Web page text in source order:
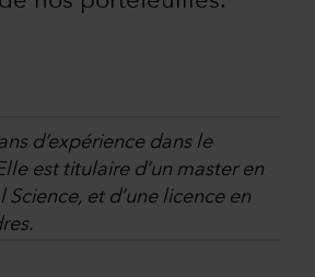
d’expérience dans le
est titulaire d’un master en
et d’une licence en